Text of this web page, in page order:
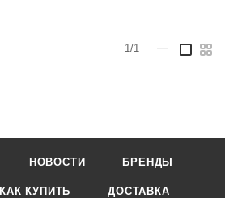
1/1
НОВОСТИ БРЕНДЫ
КАК КУПИТЬ ДОСТАВКА